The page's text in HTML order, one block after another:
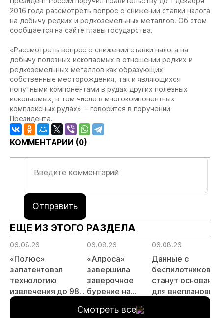
2016 года рассмотреть вопрос о снижении ставки налога
на добычу редких и редкоземельных металлов. Об этом
сообщается на сайте главы государства.
«Рассмотреть вопрос о снижении ставки налога на
добычу полезных ископаемых в отношении редких и
редкоземельных металлов как образующих
собственные месторождения, так и являющихся
попутными компонентами в рудах других полезных
ископаемых, в том числе в многокомпонентных
комплексных рудах», – говорится в поручении
Президента.
КОММЕНТАРИИ (0)
Отправить
ЕЩЕ ИЗ ЭТОГО РАЗДЕЛА
06.08.26
«Полюс»
запатентовал
технологию
извлечения до 98%
золота из
металлургического
06.08.26
«Алроса»
завершила
заверочное
бурение на
месторождении
06.08.26
Данные с
беспилотников
станут
для внеплановых
Смотреть все